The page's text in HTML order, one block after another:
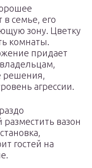
семье, его
зону. Цветку
комнаты.
придает
решения,
агрессии.
вазон
гостей на